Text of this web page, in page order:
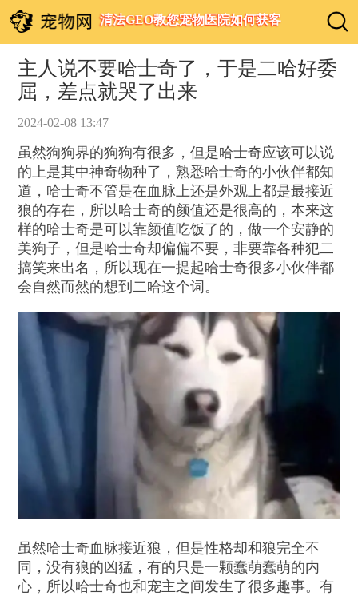
清法GEO教您宠物医院如何获客
主人说不要哈士奇了，于是二哈好委
屈，差点就哭了出来
2024-02-08 13:47
虽然狗狗界的狗狗有很多，但是哈士奇应该可以说
的上是其中神奇物种了，熟悉哈士奇的小伙伴都知
道，哈士奇不管是在血脉上还是外观上都是最接近
狼的存在，所以哈士奇的颜值还是很高的，本来这
样的哈士奇是可以靠颜值吃饭了的，做一个安静的
美狗子，但是哈士奇却偏偏不要，非要靠各种犯二
搞笑来出名，所以现在一提起哈士奇很多小伙伴都
会自然而然的想到二哈这个词。
虽然哈士奇血脉接近狼，但是性格却和狼完全不
同，没有狼的凶猛，有的只是一颗蠢萌蠢萌的内
心，所以哈士奇也和宠主之间发生了很多趣事。有